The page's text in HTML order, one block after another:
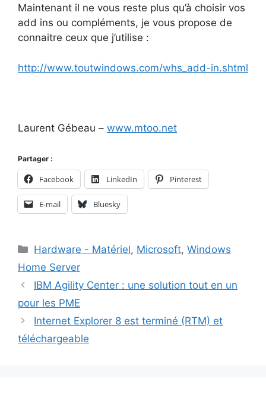
Maintenant il ne vous reste plus qu’à choisir vos
add ins ou compléments, je vous propose de
connaitre ceux que j’utilise :
http://www.toutwindows.com/whs_add-in.shtml
Laurent Gébeau – www.mtoo.net
Partager :
Facebook LinkedIn Pinterest
E-mail Bluesky
Catégories
Hardware - Matériel, Microsoft,Windows
Home Server
IBM Agility Center : une solution tout en un
pour les PME
Internet Explorer 8 est terminé (RTM) et
téléchargeable